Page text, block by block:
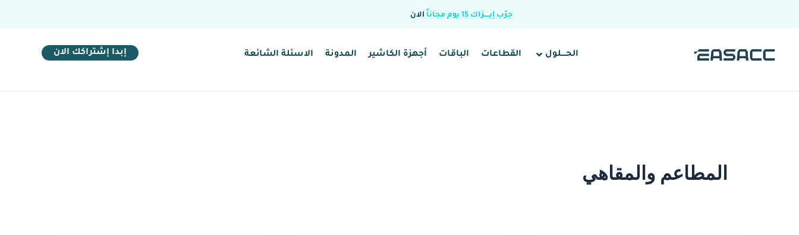
جرّب إيــــزاك 15 يوم مجاناً الان
الحــــلول القطاعات الباقات أجهزة الكاشير المدونة الاسئلة الشائعة إبدا إشتراكك الان
المطاعم والمقاهي